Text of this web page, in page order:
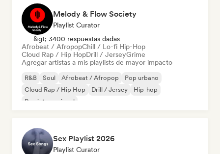
Melody & Flow Society
Playlist Curator
&gt; 3400 respuestas dadas
Afrobeat / AfropopChill / Lo-fi Hip-Hop
Cloud Rap / Hip HopDrill / JerseyGrime
Agregar artistas a mis playlists de mayor impacto
R&B Soul Afrobeat / Afropop
Pop urbano
Cloud Rap / Hip Hop
Drill / Jersey
Hip-hop
Rap internacional
Sex Playlist 2026
Playlist Curator